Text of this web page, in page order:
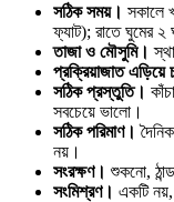
সঠিক সময়। সকালে
ফ্যাট); রাতে ঘুমের ২
তাজা ও মৌসুমি।
প্রক্রিয়াজাত এড়িয়ে
সঠিক প্রস্তুতি।
সবচেয়ে ভালো।
সঠিক পরিমাণ।
নয়।
সংরক্ষণ। শুকনো,
সংমিশ্রণ। একটি নয়,